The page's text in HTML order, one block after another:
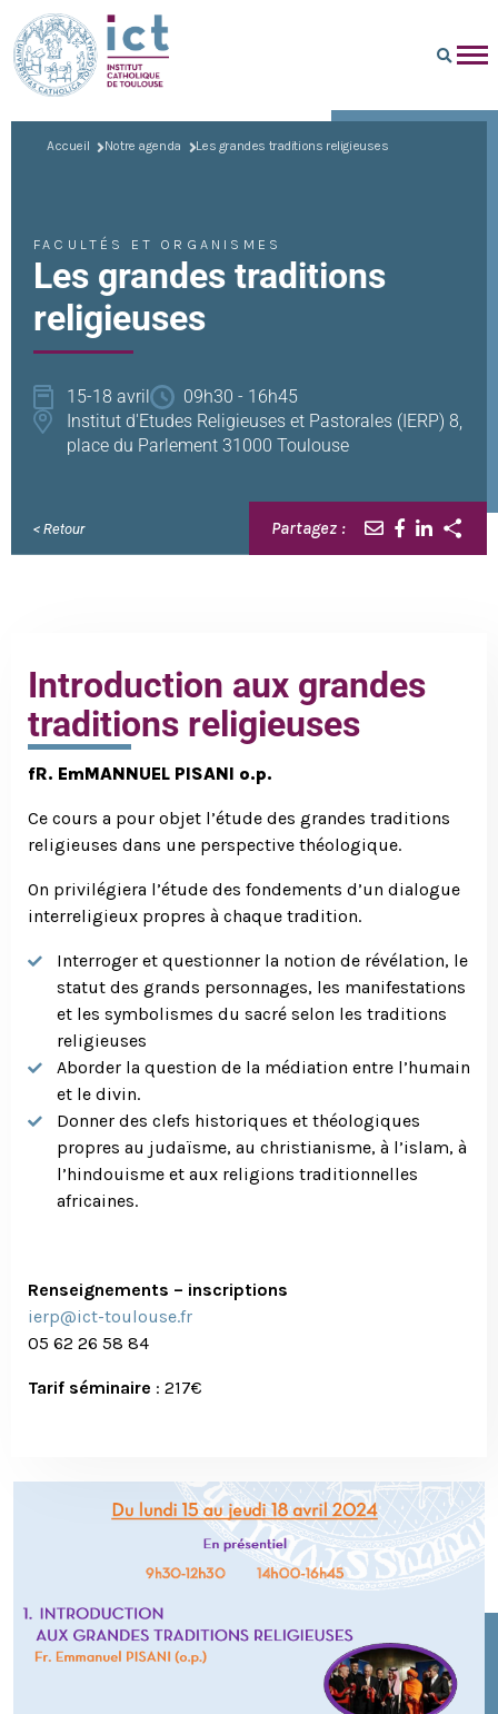
Accueil Notre agenda Les grandes traditions religieuses
FACULTÉS ET ORGANISMES
Les grandes traditions
religieuses
15-18 avril
09h30 - 16h45
Institut d'Etudes Religieuses et Pastorales (IERP) 8,
place du Parlement 31000 Toulouse
< Retour Partagez :
Introduction aux grandes
traditions religieuses
fR. EmMANNUEL PISANI o.p.
Ce cours a pour objet l’étude des grandes traditions
religieuses dans une perspective théologique.
On privilégiera l’étude des fondements d’un dialogue
interreligieux propres à chaque tradition.
Interroger et questionner la notion de révélation, le
statut des grands personnages, les manifestations
et les symbolismes du sacré selon les traditions
religieuses
Aborder la question de la médiation entre l’humain
et le divin.
Donner des clefs historiques et théologiques
propres au judaïsme, au christianisme, à l’islam, à
l’hindouisme et aux religions traditionnelles
africaines.
Renseignements – inscriptions
ierp@ict-toulouse.fr
05 62 26 58 84
Tarif séminaire : 217€